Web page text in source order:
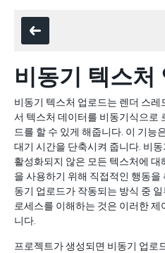
비동기 텍스처
비동기 텍스처 업로드는 렌더 스
서 텍스처 데이터를 비동기식으로
드를 할 수 있게 해줍니다. 이 기능
대기 시간을 단축시켜 줍니다. 비
활성화되지 않은 모든 텍스처에
을 사용하기 위해 직접적인 행동을
동기 업로드가 작동되는 방식 중
로세스를 이해하는 것은 이러한
니다.
프로젝트가 생성되면 비동기 업로